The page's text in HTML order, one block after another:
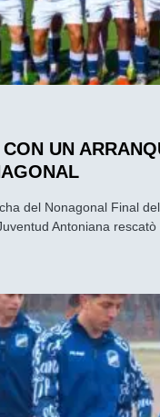
UN
del Nonagonal Final
Antoniana rescatò